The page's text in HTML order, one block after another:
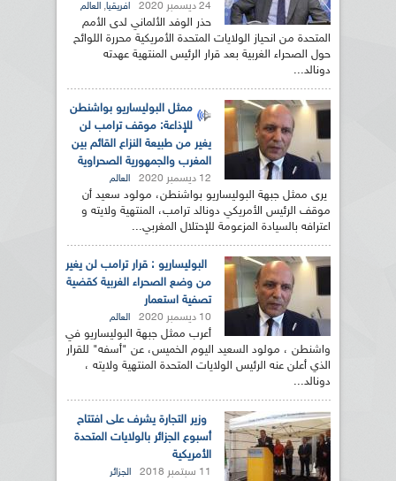
24 ديسمبر 2020 افريقيا, العالم
حذر الوفد الألماني لدى الأمم
المتحدة من انحياز الولايات المتحدة الأمريكية محررة اللوائح
حول الصحراء الغربية بعد قرار الرئيس المنتهية عهدته
دونالد...
ممثل البوليساريو بواشنطن
للإذاعة: موقف ترامب لن
يغير من طبيعة النزاع القائم بين
المغرب والجمهورية الصحراوية
12 ديسمبر 2020 العالم
يرى ممثل جبهة البوليساريو بواشنطن، مولود سعيد أن
موقف الرئيس الأمريكي دونالد ترامب، المنتهية ولايته و
اعترافه بالسيادة المزعومة للإحتلال المغربي...
البوليساريو : قرار ترامب لن يغير
من وضع الصحراء الغربية كقضية
تصفية استعمار
10 ديسمبر 2020 العالم
أعرب ممثل جبهة البوليساريو في
واشنطن ، مولود السعيد اليوم الخميس، عن "أسفه" للقرار
الذي أعلن عنه الرئيس الولايات المتحدة المنتهية ولايته ،
دونالد...
وزير التجارة يشرف على افتتاح
أسبوع الجزائر بالولايات المتحدة
الأمريكية
11 سبتمبر 2018 الجزائر